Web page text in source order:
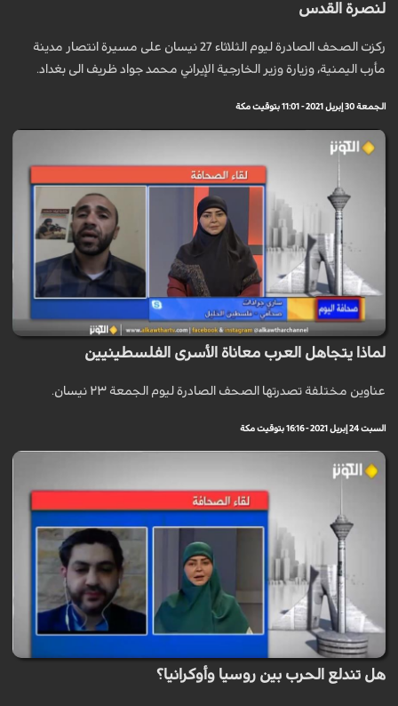
لنصرة القدس
ركزت الصحف الصادرة ليوم الثلاثاء 27 نيسان على مسيرة انتصار مدينة
مأرب اليمنية، وزيارة وزير الخارجية الإيراني محمد جواد ظريف الى بغداد.
الجمعة 30 إبريل 2021 - 11:01 بتوقيت مكة
لماذا يتجاهل العرب معاناة الأسرى الفلسطينيين
عناوين مختلفة تصدرتها الصحف الصادرة ليوم الجمعة ٢٣ نيسان.
السبت 24 إبريل 2021 - 16:16 بتوقيت مكة
هل تندلع الحرب بين روسيا وأوكرانيا؟